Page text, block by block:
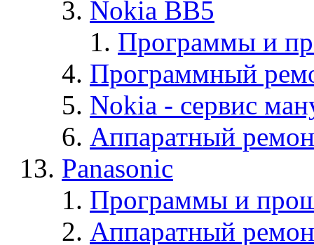
Nokia BB5
Программы и
Программный
Nokia - cервис
Аппаратный
Panasonic
Программы и
Аппаратный